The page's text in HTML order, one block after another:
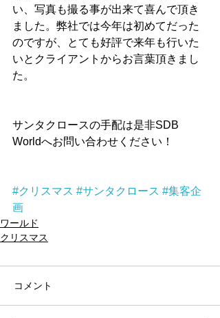
い、写真も撮る事が出来て喜んで頂き
ました。弊社では今年は初めてだった
のですが、とても好評で来年も行いた
いとクライアントからお言葉頂きまし
た。
サンタクロースの手配は是非SDB
Worldへお問い合わせください！
#クリスマス #サンタクロース #集客企
画
ワールド
クリスマス
コメント